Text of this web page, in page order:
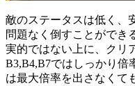
敵のステータスは低く、
問題なく倒すことができ
実的ではない上に、クリ
B3,B4,B7ではしっかり倍
は最大倍率を出さなくて